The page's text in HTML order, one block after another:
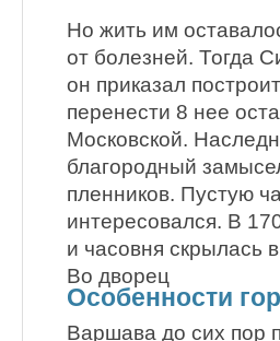
Но жить им
от болезней. Тогда
он приказал
перенести 8 нее
Московской.
благородный
пленников. Пустую
интересовался. В
и часовня скрылась
Во дворец
Особенности
Варшава до сих пор